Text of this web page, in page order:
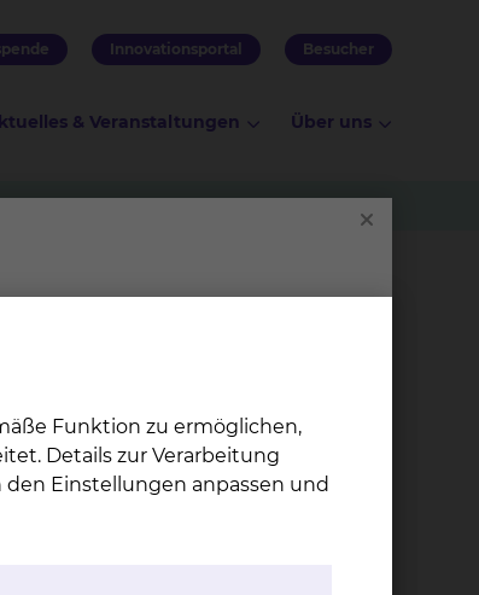
Innovationsportal Besucher
& Veranstaltungen Über uns
Als Akademisches
Funktion zu ermöglichen,
Details zur Verarbeitung
Einstellungen anpassen und